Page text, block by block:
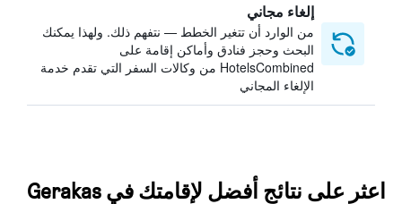
إلغاء مجاني
من الوارد أن تتغير الخطط — نتفهم ذلك. ولهذا يمكنك
البحث وحجز فنادق وأماكن إقامة على
HotelsCombined من وكالات السفر التي تقدم خدمة
الإلغاء المجاني
اعثر على نتائج أفضل لإقامتك في Gerakas